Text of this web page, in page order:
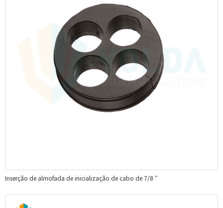
Inserção de almofada de inicialização de cabo de 7/8 ″